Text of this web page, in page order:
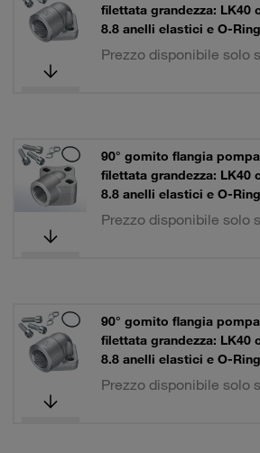
filettata grandezza: LK40
8.8 anelli elastici e O-
Prezzo disponibile solo
90° gomito flangia
filettata grandezza: LK40
8.8 anelli elastici e O-
Prezzo disponibile solo
90° gomito flangia
filettata grandezza: LK40
8.8 anelli elastici e O-
Prezzo disponibile solo